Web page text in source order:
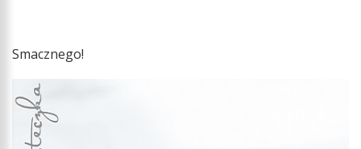
Smacznego!